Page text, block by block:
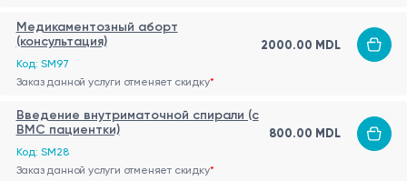
Медикаментозный аборт
(консультация)
Код: SM97
2000.00 MDL
Заказ данной услуги отменяет скидку*
Введение внутриматочной спирали (c
ВМС пациентки)
Код: SM28
800.00 MDL
Заказ данной услуги отменяет скидку*